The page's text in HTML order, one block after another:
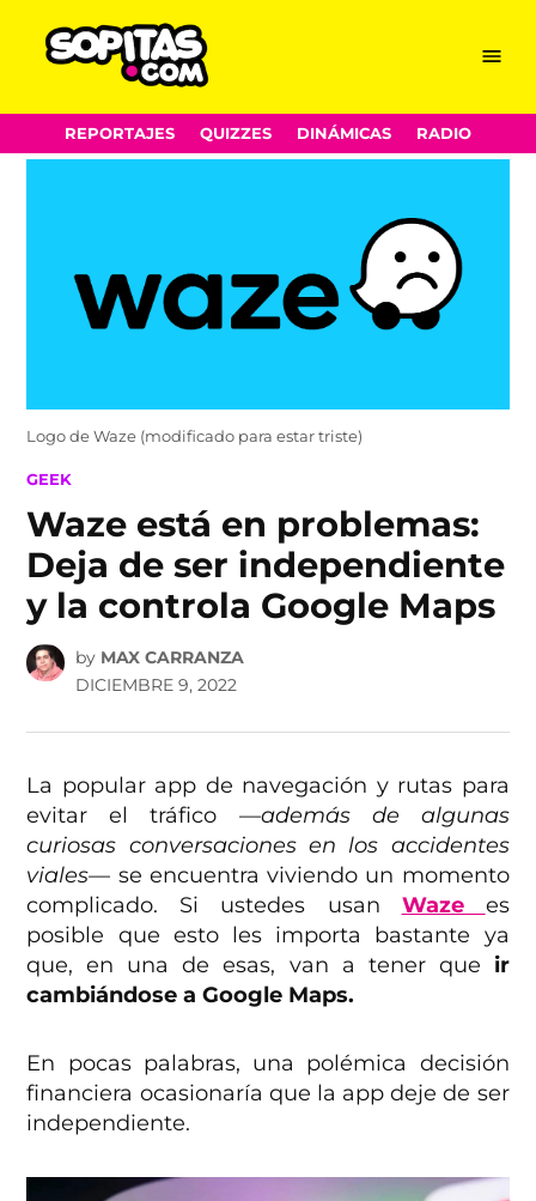
Skip
to
Menu
REPORTAJES QUIZZES DINÁMICAS RADIO
Logo de Waze (modificado para estar triste)
POSTED
GEEK
Waze está en problemas:
Deja de ser independiente
y la controla Google Maps
by MAX CARRANZA
DICIEMBRE 9, 2022
La popular app de navegación y rutas para
evitar el tráfico —además de algunas
curiosas conversaciones en los accidentes
viales— se encuentra viviendo un momento
complicado. Si ustedes usan Waze es
posible que esto les importa bastante ya
que, en una de esas, van a tener que ir
cambiándose a Google Maps.
En pocas palabras, una polémica decisión
financiera ocasionaría que la app deje de ser
independiente.